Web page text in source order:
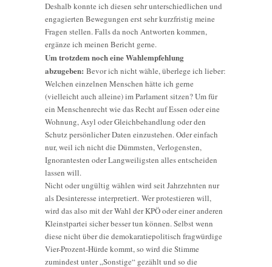
Deshalb konnte ich diesen sehr unterschiedlichen und
engagierten Bewegungen erst sehr kurzfristig meine
Fragen stellen. Falls da noch Antworten kommen,
ergänze ich meinen Bericht gerne.
Um trotzdem noch eine Wahlempfehlung
abzugeben: Bevor ich nicht wähle, überlege ich lieber:
Welchen einzelnen Menschen hätte ich gerne
(vielleicht auch alleine) im Parlament sitzen? Um für
ein Menschenrecht wie das Recht auf Essen oder eine
Wohnung, Asyl oder Gleichbehandlung oder den
Schutz persönlicher Daten einzustehen. Oder einfach
nur, weil ich nicht die Dümmsten, Verlogensten,
Ignorantesten oder Langweiligsten alles entscheiden
lassen will.
Nicht oder ungültig wählen wird seit Jahrzehnten nur
als Desinteresse interpretiert. Wer protestieren will,
wird das also mit der Wahl der KPÖ oder einer anderen
Kleinstpartei sicher besser tun können. Selbst wenn
diese nicht über die demokaratiepolitisch fragwürdige
Vier-Prozent-Hürde kommt, so wird die Stimme
zumindest unter „Sonstige“ gezählt und so die